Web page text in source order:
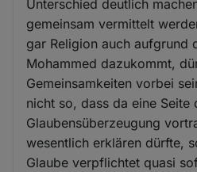
Unterschied deutlich
gemeinsam vermittelt
gar Religion auch aufgrund
Mohammed dazukommt,
Gemeinsamkeiten vorbei
nicht so, dass da eine Seite
Glaubensüberzeugung
wesentlich erklären dürfte,
Glaube verpflichtet quasi